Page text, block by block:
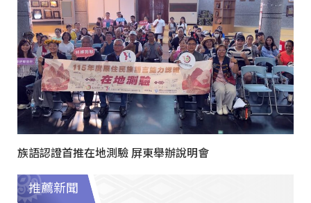
族語認證首推在地測驗 屏東舉辦說明會
推薦新聞